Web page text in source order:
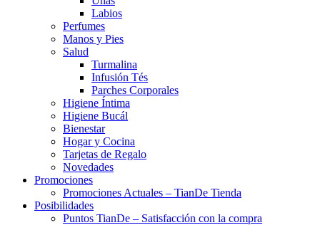
Labios
Perfumes
Manos y Pies
Salud
Turmalina
Infusión Tés
Parches Corporales
Higiene Íntima
Higiene Bucál
Bienestar
Hogar y Cocina
Tarjetas de Regalo
Novedades
Promociones
Promociones Actuales – TianDe Tienda
Posibilidades
Puntos TianDe – Satisfacción con la compra